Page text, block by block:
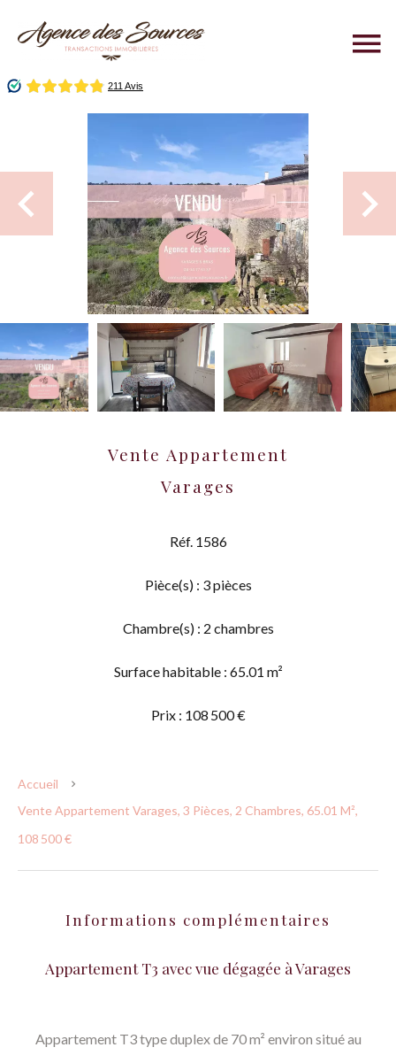
Vente Appartement
Varages
Réf. 1586
Pièce(s) : 3 pièces
Chambre(s) : 2 chambres
Surface habitable : 65.01 m²
Prix : 108 500 €
Accueil
Vente Appartement Varages, 3 Pièces, 2 Chambres, 65.01 M²,
108 500 €
Informations complémentaires
Appartement T3 avec vue dégagée à Varages
Appartement T3 type duplex de 70 m² environ situé au